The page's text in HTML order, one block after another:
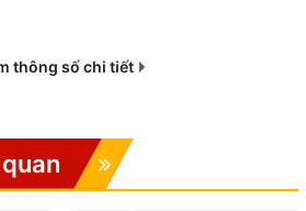
thông số chi tiết